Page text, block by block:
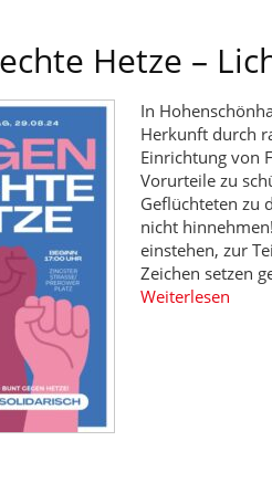
Hetze –
In
Herkunft durch
Einrichtung von
Vorurteile zu
Geflüchteten zu
nicht
einstehen, zur
Zeichen setzen
Weiterlesen